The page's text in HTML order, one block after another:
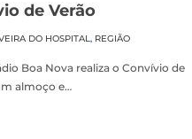
de Verão
DO HOSPITAL, REGIÃO
Boa Nova realiza o Convívio de
almoço e…